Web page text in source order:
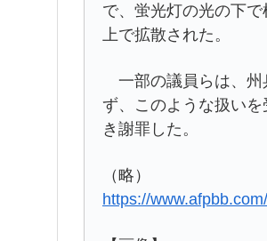
で、蛍光灯の光の下
上で拡散された。
一部の議員らは、州
ず、このような扱い
き謝罪した。
（略）
https://